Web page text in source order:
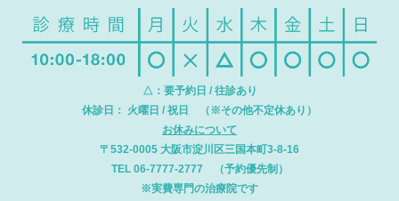
△：要予約日 / 往診あり
休診日： 火曜日 / 祝日 （※その他不定休あり）
お休みについて
〒532-0005 大阪市淀川区三国本町3-8-16
TEL 06-7777-2777 （予約優先制）
※実費専門の治療院です